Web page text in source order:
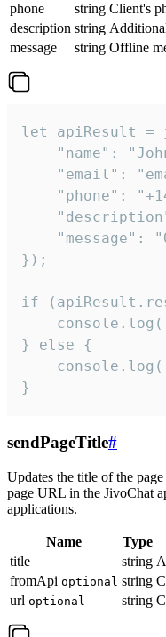
phone
string Client's
description string
message
string Offline
let apiResult =
"name":
"email":
"phone":
"message":
});
if
} else {
}
sendPageTitle#
Updates the title of the
page URL in the JivoChat
applications.
Name Type
title
string
fromApi optional string
url optional string